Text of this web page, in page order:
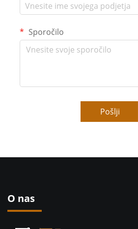
Sporočilo
Pošlji
O nas